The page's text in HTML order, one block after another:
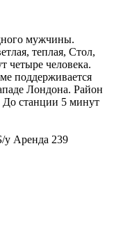
мужчины.
теплая, Стол,
четыре человека.
поддерживается
Лондона. Район
До станции 5 минут
у Аренда 239